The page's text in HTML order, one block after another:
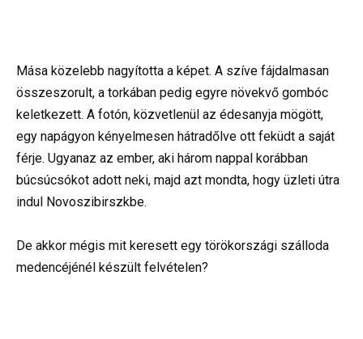
Mása közelebb nagyította a képet. A szíve fájdalmasan
összeszorult, a torkában pedig egyre növekvő gombóc
keletkezett. A fotón, közvetlenül az édesanyja mögött,
egy napágyon kényelmesen hátradőlve ott feküdt a saját
férje. Ugyanaz az ember, aki három nappal korábban
búcsúcsókot adott neki, majd azt mondta, hogy üzleti útra
indul Novoszibirszkbe.
De akkor mégis mit keresett egy törökországi szálloda
medencéjénél készült felvételen?